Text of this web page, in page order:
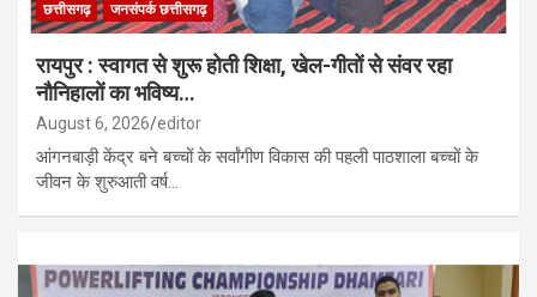
छत्तीसगढ़ जनसंपर्क छत्तीसगढ़
रायपुर : स्वागत से शुरू होती शिक्षा, खेल-गीतों से संवर रहा
नौनिहालों का भविष्य…
August 6, 2026 editor
आंगनबाड़ी केंद्र बने बच्चों के सर्वांगीण विकास की पहली पाठशाला बच्चों के
जीवन के शुरुआती वर्ष…